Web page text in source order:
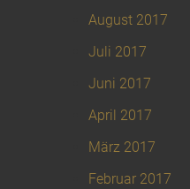
August 2017
Juli 2017
Juni 2017
April 2017
März 2017
Februar 2017